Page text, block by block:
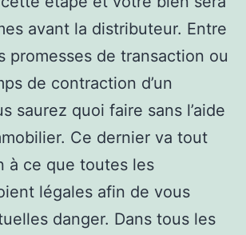
avant la distributeur. Entre
promesses de transaction ou
de contraction d’un
saurez quoi faire sans l’aide
Ce dernier va tout
à ce que toutes les
légales afin de vous
danger. Dans tous les